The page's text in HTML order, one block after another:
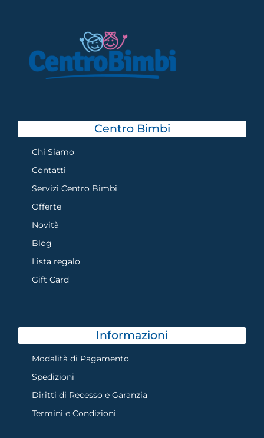
Centro Bimbi
Chi Siamo
Contatti
Servizi Centro Bimbi
Offerte
Novità
Blog
Lista regalo
Gift Card
Informazioni
Modalità di Pagamento
Spedizioni
Diritti di Recesso e Garanzia
Termini e Condizioni